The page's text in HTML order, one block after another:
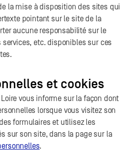
la mise à disposition des sites qui
pointant sur le site de la
aucune responsabilité sur le
etc. disponibles sur ces
et cookies
Loire vous informe sur la façon dont
lorsque vous visitez son
formulaires et utilisez les
sur son site, dans la page sur la
.